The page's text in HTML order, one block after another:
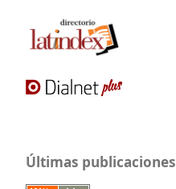
Últimas publicaciones